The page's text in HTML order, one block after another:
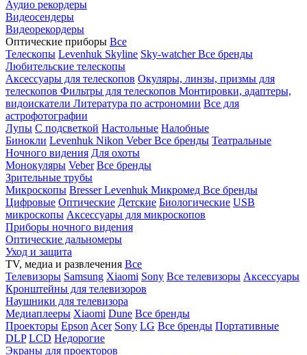
Аудио рекордеры
Видеосендеры
Видеорекордеры
Оптические приборы Все
Телескопы Levenhuk Skyline Sky-watcherВсе бренды
Любительские телескопы
Аксессуары для телескопов Окуляры, линзы, призмы для
телескопов Фильтры для телескопов Монтировки, адаптеры,
видоискатели Литература по астрономии Все для
астрофотографии
Лупы С подсветкой Настольные Налобные
Бинокли Levenhuk Nikon VeberВсе бренды Театральные
Ночного видения Для охоты
Монокуляры Veber Все бренды
Зрительные трубы
Микроскопы BresserLevenhuk Микромед Все бренды
Цифровые Оптические Детские Биологические USB
микроскопы Аксессуары для микроскопов
Приборы ночного видения
Оптические дальномеры
Уход и защита
TV, медиа и развлечения Все
Телевизоры Samsung Xiaomi Sony Все телевизоры Аксессуары
Кронштейны для телевизоров
Наушники для телевизора
Медиаплееры Xiaomi Dune Все бренды
Проекторы Epson Acer Sony LG Все бренды Портативные
DLP LCD Недорогие
Экраны для проекторов